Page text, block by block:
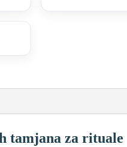
tamjana za rituale